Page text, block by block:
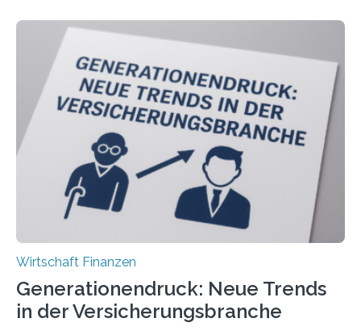
Wirtschaft Finanzen
Generationendruck: Neue Trends
in der Versicherungsbranche